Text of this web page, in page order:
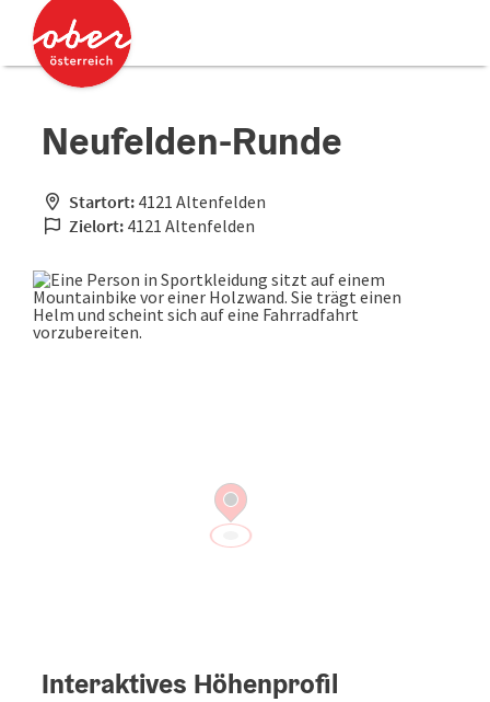
Zum Inhalt
Zum Seitenanfang
Neufelden-Runde
Startort: 4121 Altenfelden
Zielort: 4121 Altenfelden
Interaktives Höhenprofil